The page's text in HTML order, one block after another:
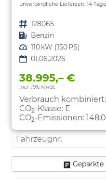
unverbindliche Lieferzeit: 14 Tage
Fahrzeugnr. 128065
Kraftstoff Benzin
Leistung 110 kW (150 PS)
01.06.2026
38.995,– €
incl. 19% MwSt.
Verbrauch kombiniert:
CO2-Klasse: E
CO2-Emissionen:
Fahrzeugnr.
Geparkte